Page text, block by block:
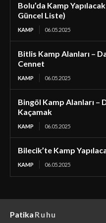
Bolu’da Kamp
Güncel Liste)
KAMP 06.05.2025
Bitlis Kamp Alanları –
Cennet
KAMP 06.05.2025
Bingöl Kamp Alanları –
Kaçamak
KAMP 06.05.2025
Bilecik’te Kamp
KAMP 06.05.2025
Patika Ruhu